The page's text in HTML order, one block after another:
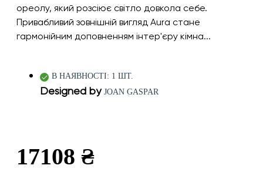
ореолу, який розсіює світло довкола себе.
Привабливий зовнішній вигляд Aura стане
гармонійним доповненням інтер'єру кімна...
В НАЯВНОСТІ: 1 ШТ.
Designed by JOAN GASPAR
17108 ₴